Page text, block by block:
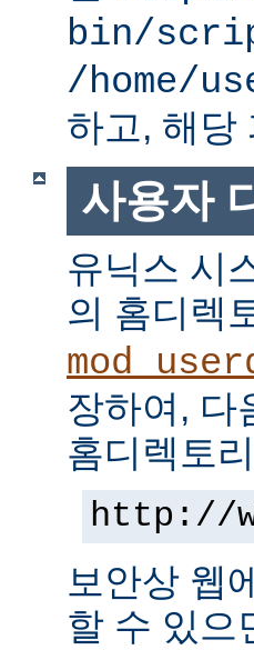
bin/
/home/
하고, 해당
사용자
유닉스 시
의 홈디렉
장하여, 다
홈디렉토
http://
보안상 웹
할 수 있